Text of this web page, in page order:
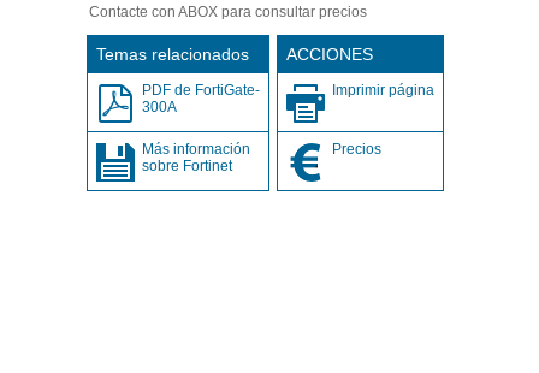
Contacte con ABOX para consultar precios
Temas relacionados
PDF de FortiGate-
300A
Más información
sobre Fortinet
ACCIONES
Imprimir página
Precios